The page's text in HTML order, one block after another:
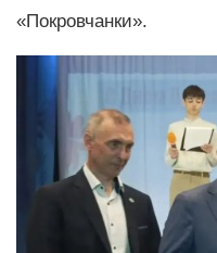
«Покровчанки».